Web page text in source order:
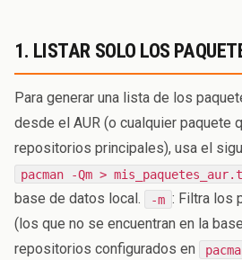
1. LISTAR SOLO LOS
Para generar una lista de los
desde el AUR (o cualquier paquete
repositorios principales), usa el
pacman -Qm >
base de datos local.
-m : Filtra los
(los que no se encuentran en la
repositorios configurados en